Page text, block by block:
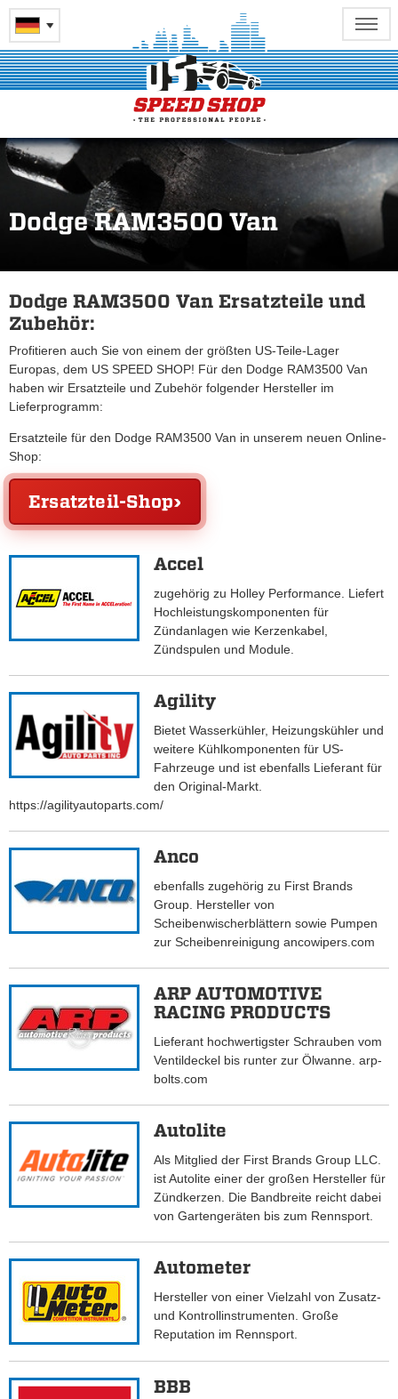
Dodge RAM3500 Van
Dodge RAM3500 Van Ersatzteile und
Zubehör:
Profitieren auch Sie von einem der größten US-Teile-Lager
Europas, dem US SPEED SHOP! Für den Dodge RAM3500 Van
haben wir Ersatzteile und Zubehör folgender Hersteller im
Lieferprogramm:
Ersatzteile für den Dodge RAM3500 Van in unserem neuen Online-
Shop:
Ersatzteil-Shop
Accel
zugehörig zu Holley Performance. Liefert
Hochleistungskomponenten für
Zündanlagen wie Kerzenkabel,
Zündspulen und Module.
Agility
Bietet Wasserkühler, Heizungskühler und
weitere Kühlkomponenten für US-
Fahrzeuge und ist ebenfalls Lieferant für
den Original-Markt.
https://agilityautoparts.com/
Anco
ebenfalls zugehörig zu First Brands
Group. Hersteller von
Scheibenwischerblättern sowie Pumpen
zur Scheibenreinigung ancowipers.com
ARP AUTOMOTIVE
RACING PRODUCTS
Lieferant hochwertigster Schrauben vom
Ventildeckel bis runter zur Ölwanne. arp-
bolts.com
Autolite
Als Mitglied der First Brands Group LLC.
ist Autolite einer der großen Hersteller für
Zündkerzen. Die Bandbreite reicht dabei
von Gartengeräten bis zum Rennsport.
Autometer
Hersteller von einer Vielzahl von Zusatz-
und Kontrollinstrumenten. Große
Reputation im Rennsport.
BBB